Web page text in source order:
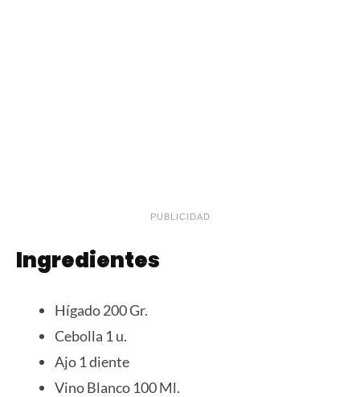
PUBLICIDAD
Ingredientes
Hígado 200 Gr.
Cebolla 1 u.
Ajo 1 diente
Vino Blanco 100 Ml.